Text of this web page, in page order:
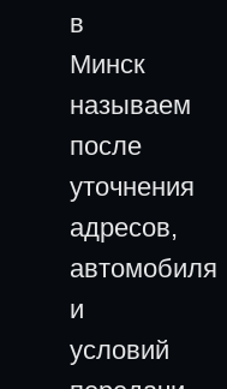
в
Минск
называем
после
уточнения
адресов,
автомобиля
и
условий